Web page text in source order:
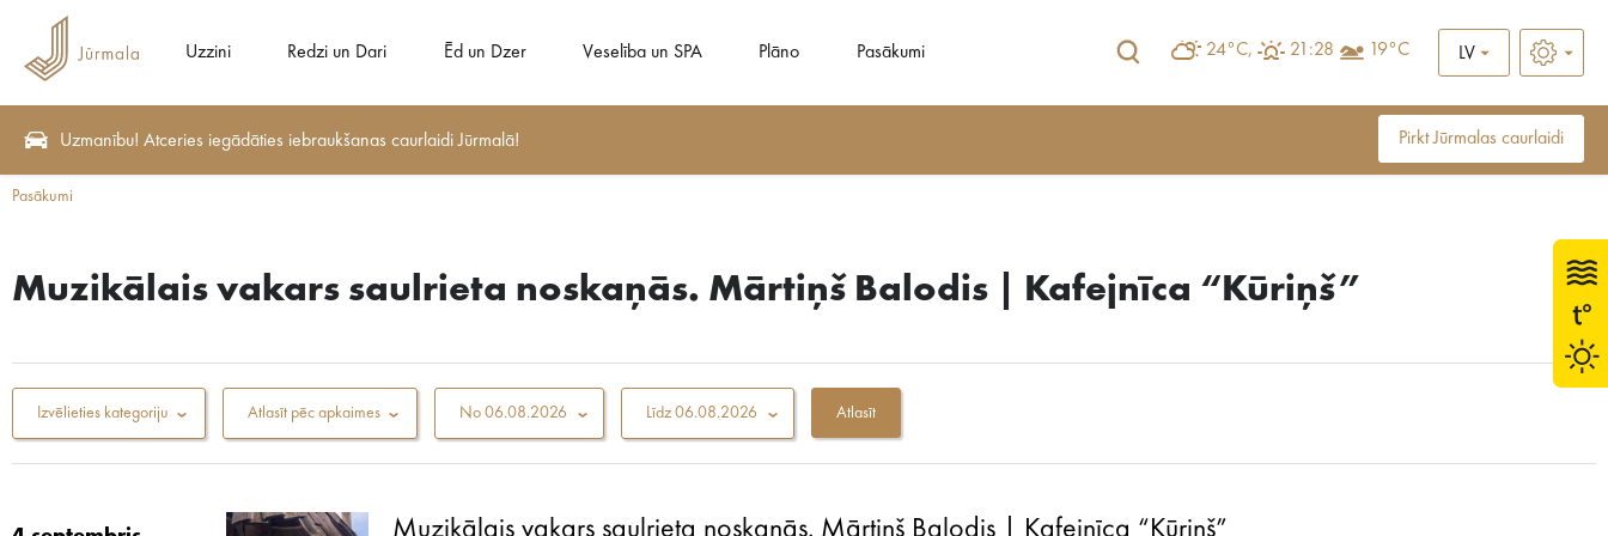
Uzzini Redzi un Dari Ēd un Dzer Veselība un SPA Plāno Pasākumi 24°C, 21:28 19°C LV
Uzmanību! Atceries iegādāties iebraukšanas caurlaidi Jūrmalā! Pirkt Jūrmalas caurlaidi
Pasākumi
Muzikālais vakars saulrieta noskaņās. Mārtiņš Balodis | Kafejnīca “Kūriņš”
Izvēlieties kategoriju Atlasīt pēc apkaimes No 06.08.2026 Līdz06.08.2026
Muzikālais vakars saulrieta noskaņās. Mārtiņš Balodis | Kafejnīca “Kūriņš”